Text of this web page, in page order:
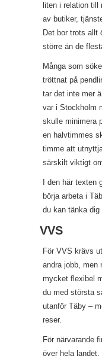
liten i relation till
av butiker,
Det bor trots allt
större än de
Många som
tröttnat på
tar det inte mer
var i Stockholm
skulle minimera
en halvtimmes
timme att
särskilt viktigt
I den här texten
börja arbeta i
du kan tänka dig
VVS
För VVS krävs
andra jobb, men
mycket flexibel
du med största
utanför Täby –
reser.
För närvarande
över hela